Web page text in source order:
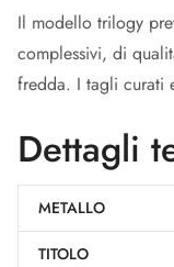
Il modello trilogy
complessivi, di
fredda. I tagli curati
Dettagli
METALLO
TITOLO